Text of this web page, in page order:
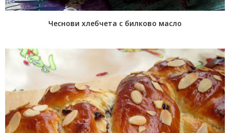
Чеснови хлебчета с билково масло